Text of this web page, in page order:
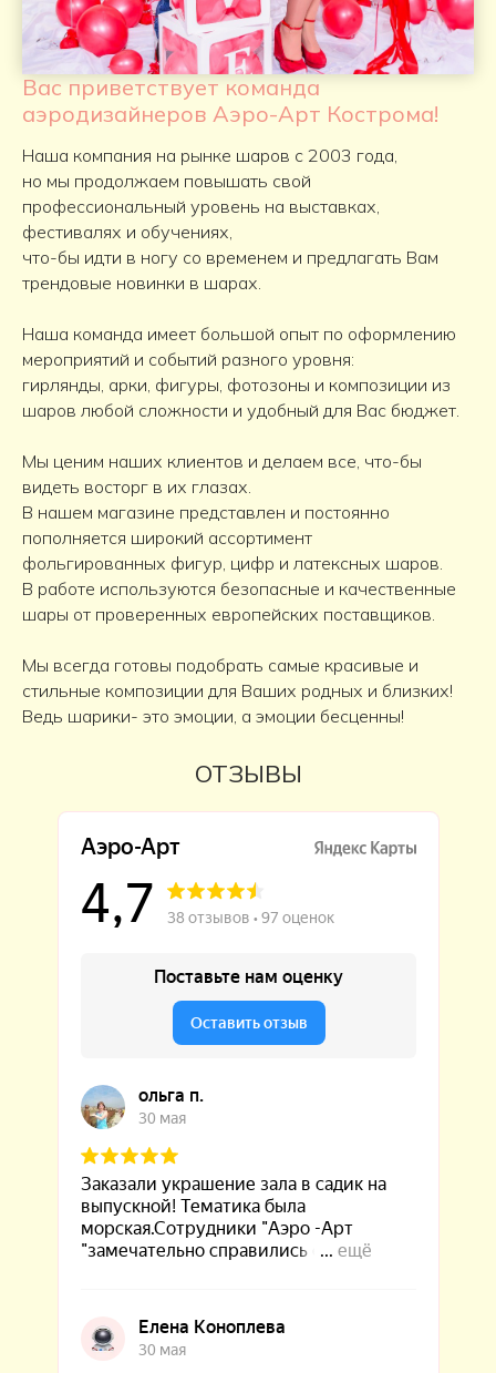
Вас приветствует команда
аэродизайнеров Аэро-Арт Кострома!
Наша компания на рынке шаров с 2003 года,
но мы продолжаем повышать свой
профессиональный уровень на выставках,
фестивалях и обучениях,
что-бы идти в ногу со временем и предлагать Вам
трендовые новинки в шарах.
Наша команда имеет большой опыт по оформлению
мероприятий и событий разного уровня:
гирлянды, арки, фигуры, фотозоны и композиции из
шаров любой сложности и удобный для Вас бюджет.
Мы ценим наших клиентов и делаем все, что-бы
видеть восторг в их глазах.
В нашем магазине представлен и постоянно
пополняется широкий ассортимент
фольгированных фигур, цифр и латексных шаров.
В работе используются безопасные и качественные
шары от проверенных европейских поставщиков.
Мы всегда готовы подобрать самые красивые и
стильные композиции для Ваших родных и близких!
Ведь шарики- это эмоции, а эмоции бесценны!
ОТЗЫВЫ